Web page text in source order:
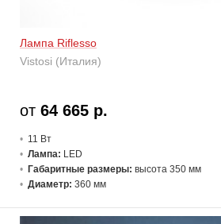
Лампа Riflesso
Vistosi (Италия)
от 64 665 р.
11 Вт
Лампа: LED
Габаритные размеры: высота 350 мм
Диаметр: 360 мм